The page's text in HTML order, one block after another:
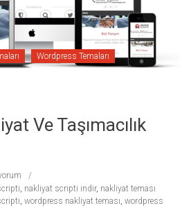
Wordpress Temaları
Ve Taşımacılık
, nakliyat scripti indir, nakliyat teması
,wordpress nakliyat teması,wordpress